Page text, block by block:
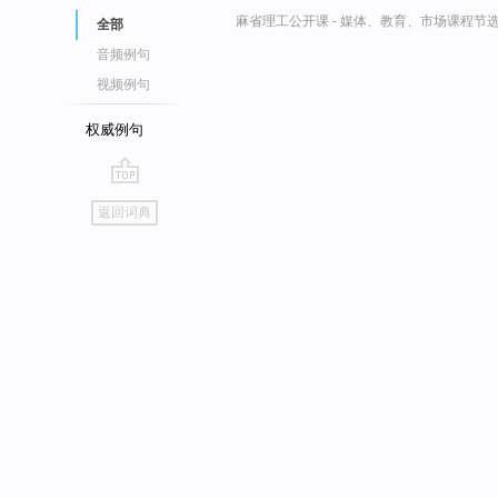
全部
音频例句
视频例句
权威例句
go
top
返回词典
麻省理工公开课 - 媒体、教育、市场课程节